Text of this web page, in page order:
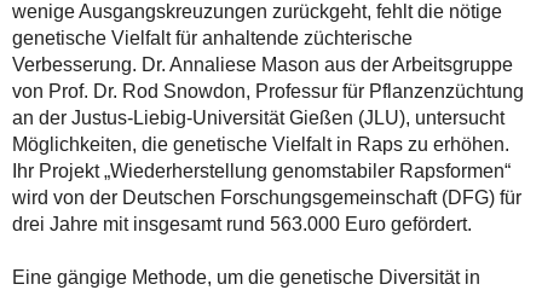
wenige Ausgangskreuzungen zurückgeht, fehlt die nötige
genetische Vielfalt für anhaltende züchterische
Verbesserung. Dr. Annaliese Mason aus der Arbeitsgruppe
von Prof. Dr. Rod Snowdon, Professur für Pflanzenzüchtung
an der Justus-Liebig-Universität Gießen (JLU), untersucht
Möglichkeiten, die genetische Vielfalt in Raps zu erhöhen.
Ihr Projekt „Wiederherstellung genomstabiler Rapsformen“
wird von der Deutschen Forschungsgemeinschaft (DFG) für
drei Jahre mit insgesamt rund 563.000 Euro gefördert.
Eine gängige Methode, um die genetische Diversität in